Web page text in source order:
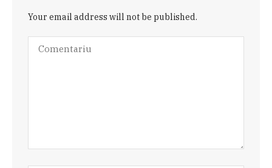
Your email address will not be published.